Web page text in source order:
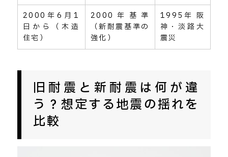
2000年6月1
日から（木造
住宅）
2000年基準
（新耐震基準の
強化）
1995年 阪
神・淡路大
震災
旧耐震と新耐震は何が違
う？想定する地震の揺れを
比較